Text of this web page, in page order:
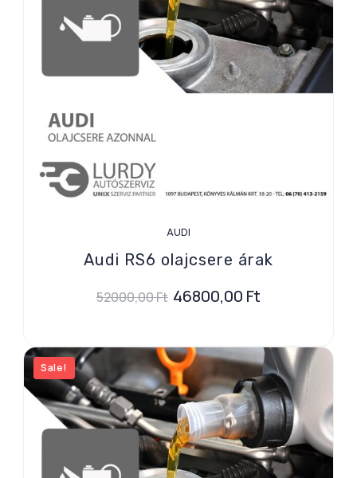
AUDI
Audi RS6 olajcsere árak
52000,00Ft 46800,00 Ft
Sale!